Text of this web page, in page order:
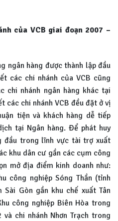
của VCB giai đoạn 2007 –
ngân hàng được thành lập đầu
các chi nhánh của VCB cũng
chi nhánh ngân hàng khác tại
các chi nhánh VCB đều đặt ở vị
tiện và khách hàng dễ tiếp
tại Ngân hàng. Để phát huy
đầu trong lĩnh vực tài trợ xuất
khu dân cư gần các cụm công
mở địa điểm kinh doanh như:
công nghiệp Sóng Thần (tỉnh
Sài Gòn gần khu chế xuất Tân
công nghiệp Biên Hòa trong
chi nhánh Nhơn Trạch trong